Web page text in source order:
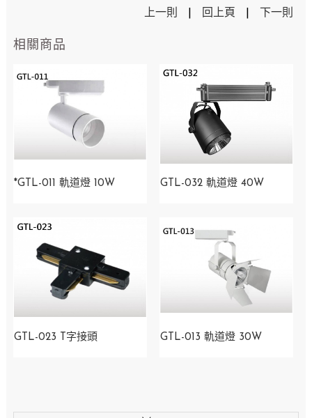
上一則 回上頁 下一則
相關商品
*GTL-011 軌道燈 10W GTL-032 軌道燈 40W
GTL-023 T字接頭 GTL-013 軌道燈 30W